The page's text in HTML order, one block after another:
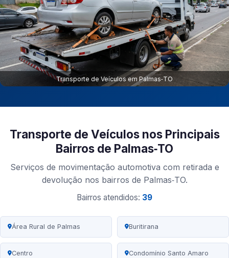
Transporte de Veículos em Palmas‑TO
Transporte de Veículos nos Principais
Bairros de Palmas‑TO
Serviços de movimentação automotiva com retirada e
devolução nos bairros de Palmas‑TO.
Bairros atendidos: 39
Área Rural de Palmas Buritirana
Centro Condomínio Santo Amaro